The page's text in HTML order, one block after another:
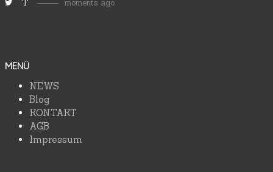
T moments ago
MENÜ
NEWS
Blog
KONTAKT
AGB
Impressum